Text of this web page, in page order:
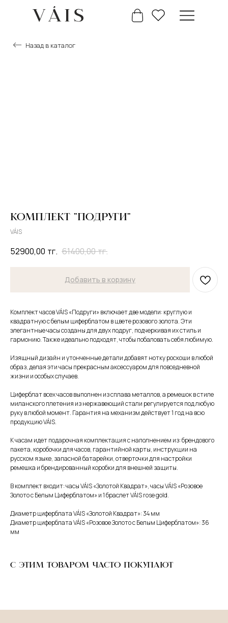
Назад в каталог
КОМПЛЕКТ "ПОДРУГИ"
VÁIS
52900,00 тг. 61400,00тг.
Добавить в корзину
Комплект часов VÁIS «Подруги» включает две модели: круглую и
квадратную с белым циферблатом в цвете розового золота. Эти
элегантные часы созданы для двух подруг, подчеркивая их стиль и
гармонию. Также идеально подходят, чтобы побаловать себя любимую.
Изящный дизайн и утонченные детали добавят нотку роскоши в любой
образ, делая эти часы прекрасным аксессуаром для повседневной
жизни и особых случаев.
Циферблат всех часов выполнен из сплава металлов, а ремешок в стиле
миланского плетения из нержавеющий стали регулируется под любую
руку в любой момент. Гарантия на механизм действует 1 год на всю
продукцию VÁIS.
К часам идет подарочная комплектация с наполнением из: брендового
пакета, коробочки для часов, гарантийной карты, инструкции на
русском языке, запасной батарейки, отверточки для настройки
ремешка и брендированный коробки для внешней защиты.
В комплект входит: часы VÁIS «Золотой Квадрат», часы VÁIS «Розовое
Золото с Белым Циферблатом» и 1 браслет VÁIS rose gold.
Диаметр циферблата VÁIS «Золотой Квадрат»: 34 мм
Диаметр циферблата VÁIS «Розовое Золото с Белым Циферблатом»: 36
мм
С ЭТИМ ТОВАРОМ ЧАСТО ПОКУПАЮТ